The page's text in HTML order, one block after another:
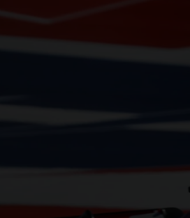
LUISTEREN